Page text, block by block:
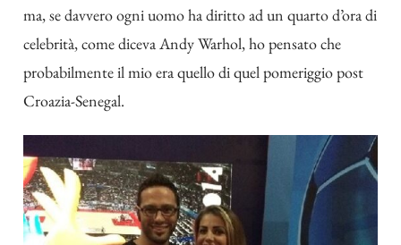
ma, se davvero ogni uomo ha diritto ad un quarto d’ora di
celebrità, come diceva Andy Warhol, ho pensato che
probabilmente il mio era quello di quel pomeriggio post
Croazia-Senegal.